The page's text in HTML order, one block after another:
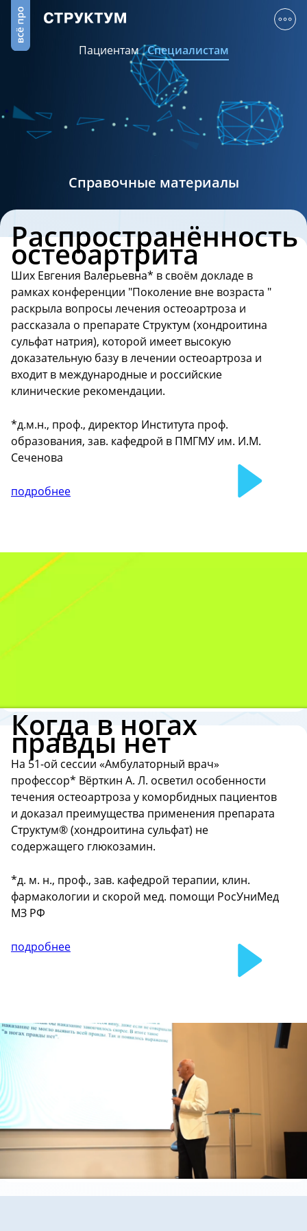
Пациентам Специалистам
Справочные материалы
Распространённость
остеоартрита
Ших Евгения Валерьевна* в своём докладе в
рамках конференции "Поколение вне возраста "
раскрыла вопросы лечения остеоартроза и
рассказала о препарате Структум (хондроитина
сульфат натрия), которой имеет высокую
доказательную базу в лечении остеоартроза и
входит в международные и российские
клинические рекомендации.
*д.м.н., проф., директор Института проф.
образования, зав. кафедрой в ПМГМУ им. И.М.
Сеченова
подробнее
Когда в ногах
правды нет
На 51-ой сессии «Амбулаторный врач»
профессор* Вёрткин А. Л. осветил особенности
течения остеоартроза у коморбидных пациентов
и доказал преимущества применения препарата
Структум® (хондроитина сульфат) не
содержащего глюкозамин.
*д. м. н., проф., зав. кафедрой терапии, клин.
фармакологии и скорой мед. помощи РосУниМед
МЗ РФ
подробнее